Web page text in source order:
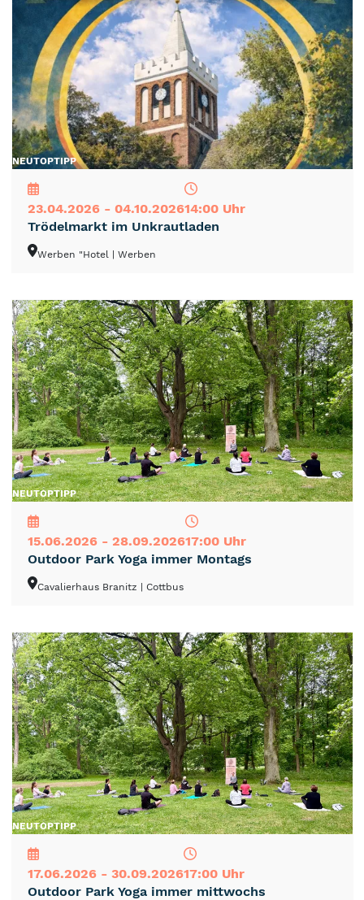
NEUTOPTIPP
23.04.2026 - 04.10.202614:00 Uhr
Trödelmarkt im Unkrautladen
Werben "Hotel | Werben
NEUTOPTIPP
15.06.2026 - 28.09.202617:00 Uhr
Outdoor Park Yoga immer Montags
Cavalierhaus Branitz | Cottbus
NEUTOPTIPP
17.06.2026 - 30.09.202617:00 Uhr
Outdoor Park Yoga immer mittwochs